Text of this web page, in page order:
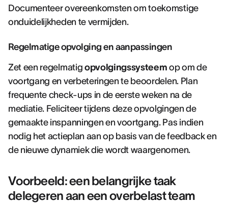
Documenteer overeenkomsten om toekomstige
onduidelijkheden te vermijden.
Regelmatige opvolging en aanpassingen
Zet een regelmatig opvolgingssysteem op om de
voortgang en verbeteringen te beoordelen. Plan
frequente check-ups in de eerste weken na de
mediatie. Feliciteer tijdens deze opvolgingen de
gemaakte inspanningen en voortgang. Pas indien
nodig het actieplan aan op basis van de feedback en
de nieuwe dynamiek die wordt waargenomen.
Voorbeeld: een belangrijke taak
delegeren aan een overbelast team